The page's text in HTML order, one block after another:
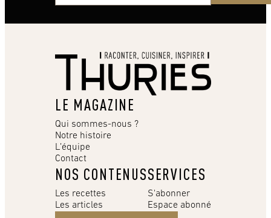
LE MAGAZINE
Qui sommes-nous ?
Notre histoire
L’équipe
Contact
NOS CONTENUS
Les recettes
Les articles
SERVICES
S'abonner
Espace abonné